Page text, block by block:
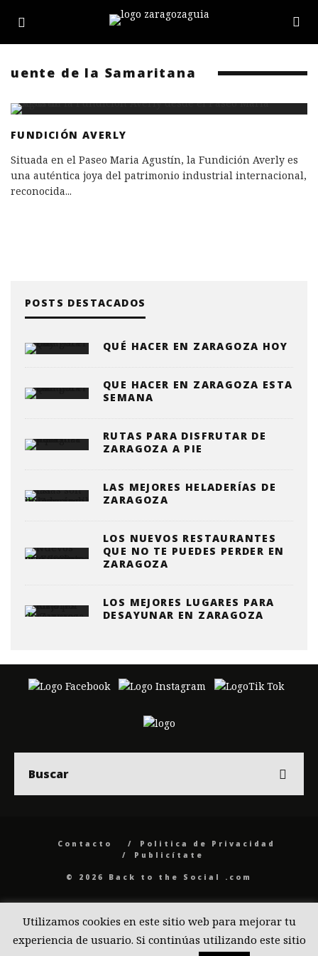
uente de la Samaritana
FUNDICIÓN AVERLY
Situada en el Paseo Maria Agustín, la Fundición Averly es
una auténtica joya del patrimonio industrial internacional,
reconocida...
POSTS DESTACADOS
QUÉ HACER EN ZARAGOZA HOY
QUE HACER EN ZARAGOZA ESTA
SEMANA
RUTAS PARA DISFRUTAR DE
ZARAGOZA A PIE
LAS MEJORES HELADERÍAS DE
ZARAGOZA
LOS NUEVOS RESTAURANTES
QUE NO TE PUEDES PERDER EN
ZARAGOZA
LOS MEJORES LUGARES PARA
DESAYUNAR EN ZARAGOZA
Contacto
Politica de Privacidad
Publicítate
© 2026 Back to the Social .com
Utilizamos cookies en este sitio web para mejorar tu
experiencia de usuario. Si continúas utilizando este sitio